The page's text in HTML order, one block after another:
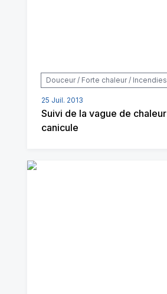
Douceur / Forte chaleur / Incendies
25 Juil. 2013
Suivi de la vague de
canicule